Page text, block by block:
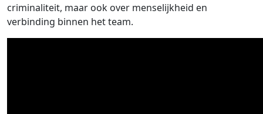
criminaliteit, maar ook over menselijkheid en
verbinding binnen het team.